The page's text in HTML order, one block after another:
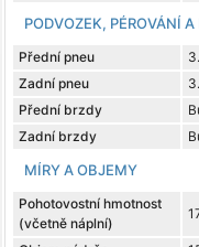
PODVOZEK, PÉROVÁNÍ A
Přední pneu
Zadní pneu
Přední brzdy
Zadní brzdy
MÍRY A OBJEMY
Pohotovostní hmotnost
(včetně náplní)